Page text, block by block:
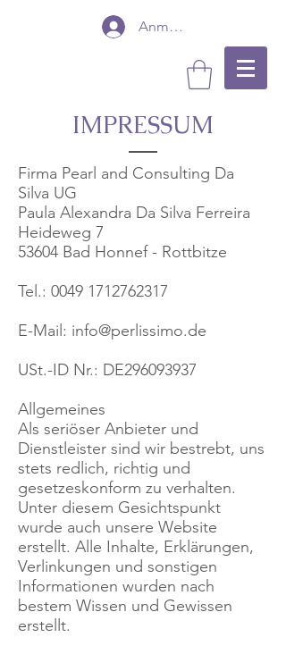
Anmelden
IMPRESSUM
Firma Pearl and Consulting Da
Silva UG
Paula Alexandra Da Silva Ferreira
Heideweg 7
53604 Bad Honnef - Rottbitze
Tel.: 0049 1712762317
E-Mail: info@perlissimo.de
USt.-ID Nr.: DE296093937
Allgemeines
Als seriöser Anbieter und
Dienstleister sind wir bestrebt, uns
stets redlich, richtig und
gesetzeskonform zu verhalten.
Unter diesem Gesichtspunkt
wurde auch unsere Website
erstellt. Alle Inhalte, Erklärungen,
Verlinkungen und sonstigen
Informationen wurden nach
bestem Wissen und Gewissen
erstellt.